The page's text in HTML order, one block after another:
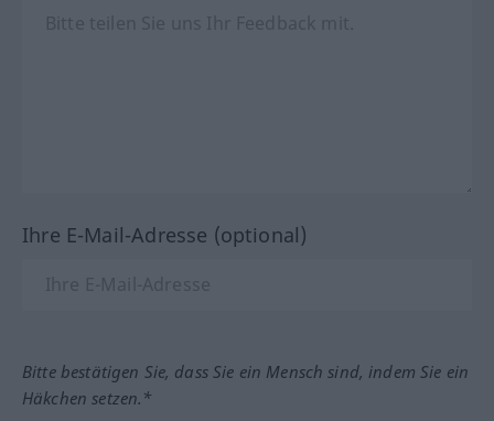
Ihre E-Mail-Adresse (optional)
Bitte bestätigen Sie, dass Sie ein Mensch sind, indem Sie ein
Häkchen setzen.*